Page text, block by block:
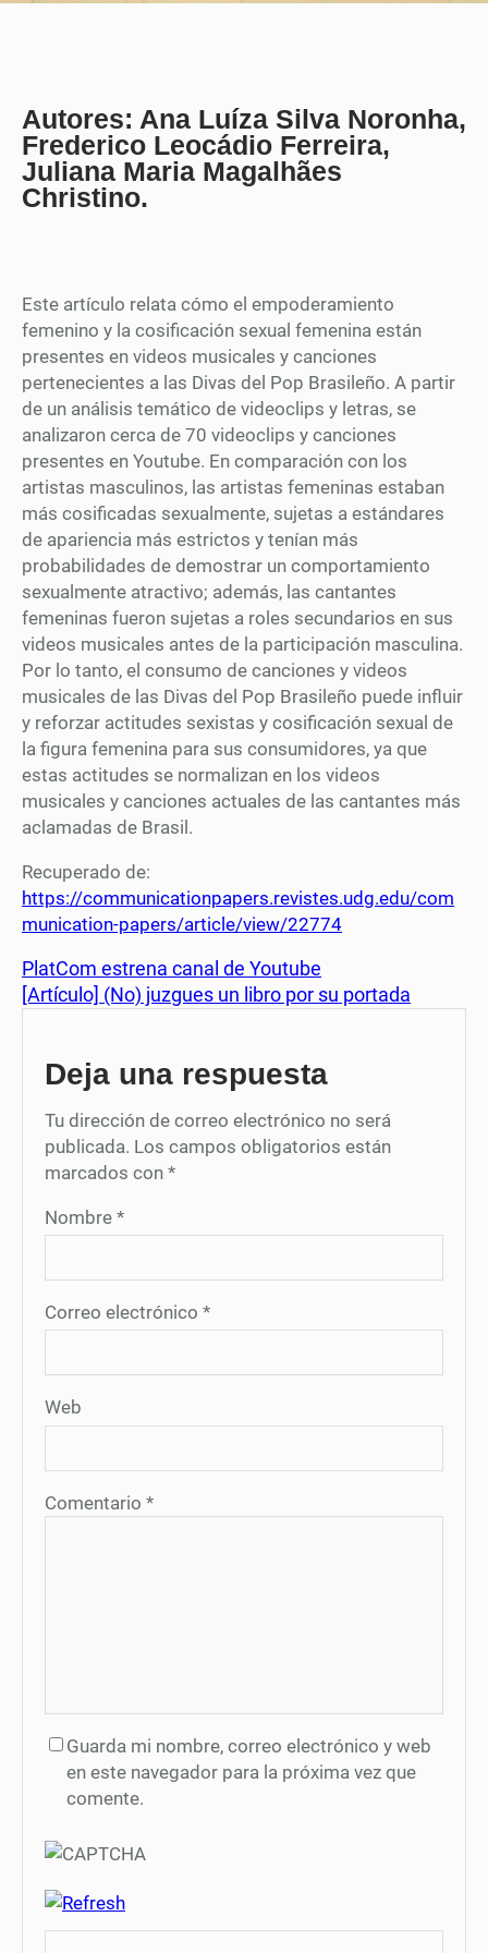
Autores: Ana Luíza Silva Noronha,
Frederico Leocádio Ferreira,
Juliana Maria Magalhães
Christino.
Este artículo relata cómo el empoderamiento
femenino y la cosificación sexual femenina están
presentes en videos musicales y canciones
pertenecientes a las Divas del Pop Brasileño. A partir
de un análisis temático de videoclips y letras, se
analizaron cerca de 70 videoclips y canciones
presentes en Youtube. En comparación con los
artistas masculinos, las artistas femeninas estaban
más cosificadas sexualmente, sujetas a estándares
de apariencia más estrictos y tenían más
probabilidades de demostrar un comportamiento
sexualmente atractivo; además, las cantantes
femeninas fueron sujetas a roles secundarios en sus
videos musicales antes de la participación masculina.
Por lo tanto, el consumo de canciones y videos
musicales de las Divas del Pop Brasileño puede influir
y reforzar actitudes sexistas y cosificación sexual de
la figura femenina para sus consumidores, ya que
estas actitudes se normalizan en los videos
musicales y canciones actuales de las cantantes más
aclamadas de Brasil.
Recuperado de:
https://communicationpapers.revistes.udg.edu/com
munication-papers/article/view/22774
PlatCom estrena canal de Youtube
[Artículo] (No) juzgues un libro por su portada
Deja una respuesta
Tu dirección de correo electrónico no será
publicada. Los campos obligatorios están
marcados con *
Nombre *
Correo electrónico *
Web
Comentario *
Guarda mi nombre, correo electrónico y web
en este navegador para la próxima vez que
comente.